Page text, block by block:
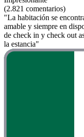
(2.821 comentarios)
"La habitación se
amable y siempre en
de check in y check out
la estancia"